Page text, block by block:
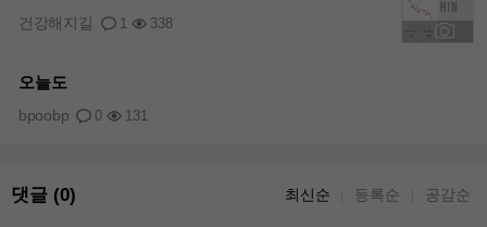
1 338
건강해지길
오늘도
0 131
bpoobp
댓글 (0) 최신순 등록순 공감순